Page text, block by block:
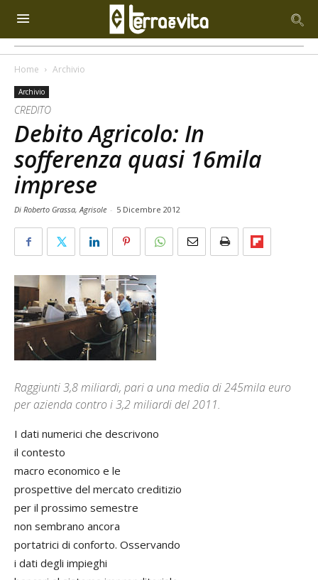
Home Archivio
Archivio
CREDITO
Debito Agricolo: In
sofferenza quasi 16mila
imprese
Di Roberto Grassa, Agrisole - 5 Dicembre 2012
Raggiunti 3,8 miliardi, pari a una media di 245mila euro
per azienda contro i 3,2 miliardi del 2011.
I dati numerici che descrivono
il contesto
macro economico e le
prospettive del mercato creditizio
per il prossimo semestre
non sembrano ancora
portatrici di conforto. Osservando
i dati degli impieghi